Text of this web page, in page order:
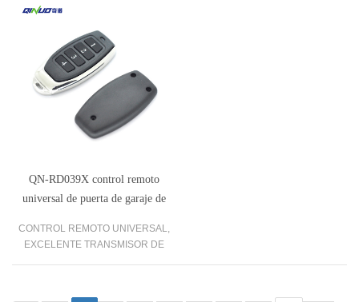
868MHz Duplicador de control
garaje
QN-RD039X control remoto
universal de puerta de garaje de
CONTROL REMOTO UNIVERSAL,
EXCELENTE TRANSMISOR DE